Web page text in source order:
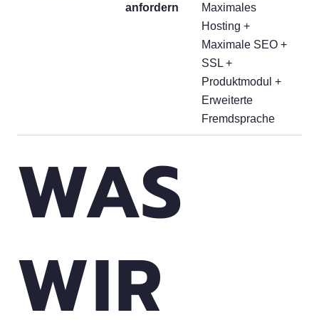
anfordern
Maximales
Hosting +
Maximale SEO +
SSL +
Produktmodul +
Erweiterte
Fremdsprache
WAS
WIR